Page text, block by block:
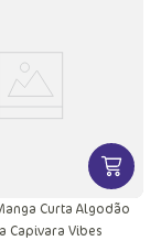
DOVER
Curta Algodão
Capivara Vibes